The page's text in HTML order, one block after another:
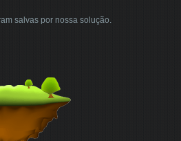
salvas por nossa solução.